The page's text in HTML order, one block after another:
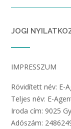
JOGI
IMPRESSZUM
Rövidített név: E-
Teljes név: E-
Iroda cím: 9025
Adószám: